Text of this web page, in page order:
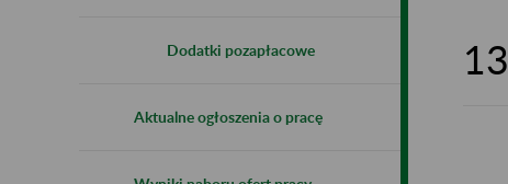
Dodatki pozapłacowe
Aktualne ogłoszenia o pracę
13